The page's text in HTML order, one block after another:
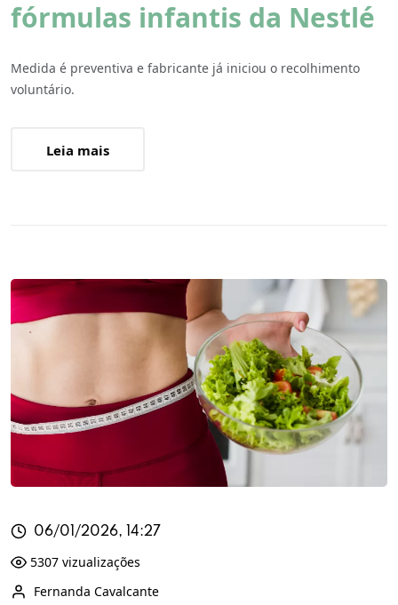
fórmulas infantis da Nestlé
Medida é preventiva e fabricante já iniciou o recolhimento
voluntário.
Leia mais
06/01/2026, 14:27
5307 vizualizações
Fernanda Cavalcante